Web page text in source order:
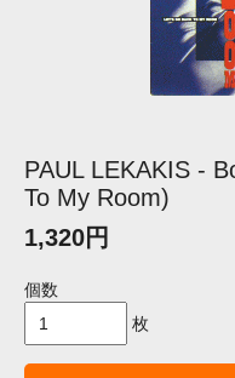
PAUL LEKAKIS -
To My Room)
1,320円
個数
枚